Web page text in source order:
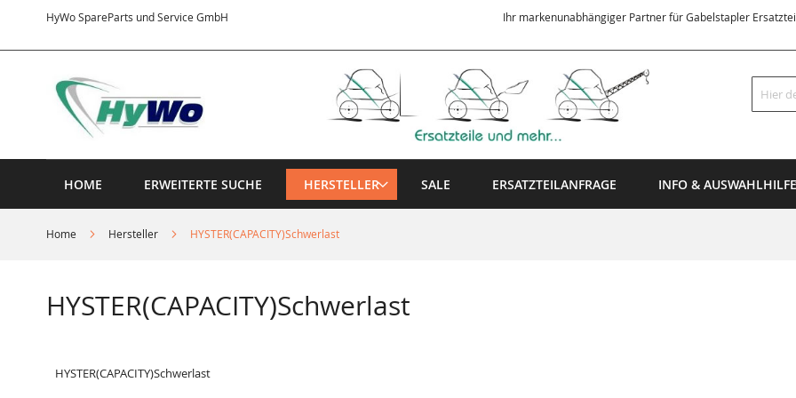
HyWo SpareParts und Service GmbH
Inhalt
Ihr markenunabhängiger Partner für Gabelstapler
Suche
HOME ERWEITERTE SUCHE HERSTELLER SALE ERSATZTEILANFRAGE INFO & AUSWAHLHILFE
Home Hersteller HYSTER(CAPACITY)Schwerlast
HYSTER(CAPACITY)Schwerlast
HYSTER(CAPACITY)Schwerlast